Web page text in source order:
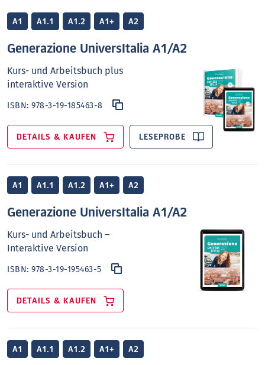
A1 A1.1 A1.2 A1+ A2
Generazione UniversItalia A1/A2
Kurs- und Arbeitsbuch plus
interaktive Version
ISBN:978-3-19-185463-8
DETAILS & KAUFEN LESEPROBE
A1 A1.1 A1.2 A1+ A2
Generazione UniversItalia A1/A2
Kurs- und Arbeitsbuch –
Interaktive Version
ISBN:978-3-19-195463-5
DETAILS & KAUFEN
A1 A1.1 A1.2 A1+ A2